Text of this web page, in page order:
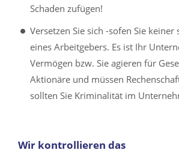
Schaden zufügen!
Versetzen Sie sich -sofen Sie
eines Arbeitgebers. Es ist Ihr
Vermögen bzw. Sie agieren für
Aktionäre und müssen
sollten Sie Kriminalität im
Wir kontrollieren das